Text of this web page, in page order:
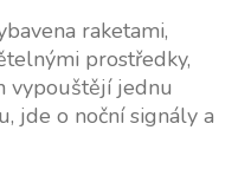
raketami,
prostředky,
vypouštějí jednu
jde o noční signály a